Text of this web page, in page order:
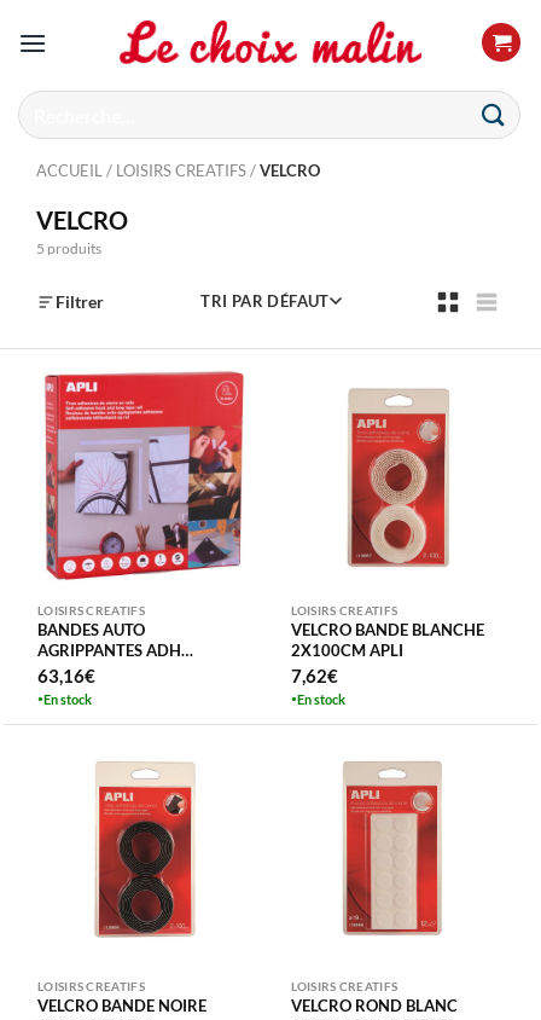
Recherche
pour :
ACCUEIL / LOISIRS CREATIFS/VELCRO
VELCRO
5 produits
Filtrer TRI PAR DÉFAUT
LOISIRS CREATIFS
BANDES AUTO
AGRIPPANTES ADH
2CMX25M VELCRO
63,16€
En stock
LOISIRS CREATIFS
VELCRO BANDE BLANCHE
2X100CM APLI
7,62€
En stock
LOISIRS CREATIFS
VELCRO BANDE NOIRE
LOISIRS CREATIFS
VELCRO ROND BLANC